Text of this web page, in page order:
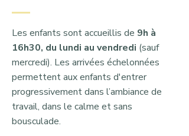
Les enfants sont accueillis de 9h à
16h30, du lundi au vendredi (sauf
mercredi). Les arrivées échelonnées
permettent aux enfants d'entrer
progressivement dans l’ambiance de
travail, dans le calme et sans
bousculade.